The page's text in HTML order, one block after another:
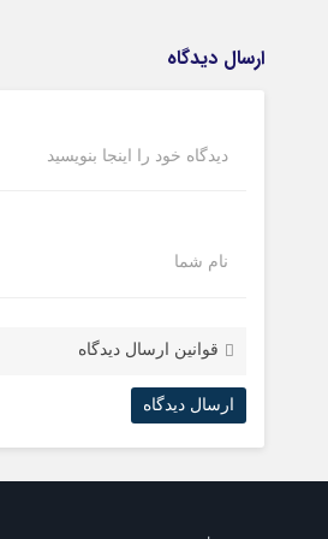
ارسال دیدگاه
دیدگاه خود را اینجا بنویسید
نام شما
قوانین ارسال دیدگاه